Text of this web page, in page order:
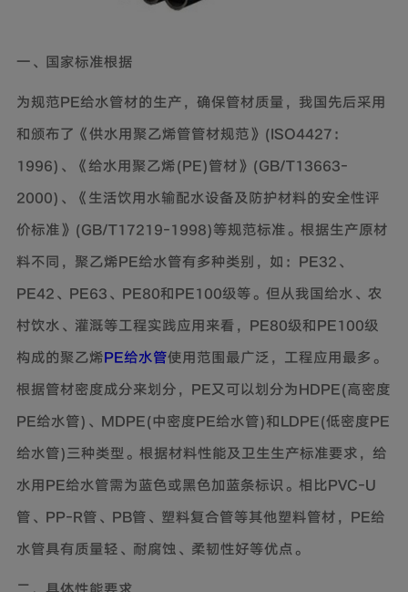
一、国家标准根据
为规范PE给水管材的生产，确保管材质量，我国先后采用
和颁布了《供水用聚乙烯管管材规范》(ISO4427：
1996)、《给水用聚乙烯(PE)管材》(GB/T13663-
2000)、《生活饮用水输配水设备及防护材料的安全性评
价标准》(GB/T17219-1998)等规范标准。根据生产原材
料不同，聚乙烯PE给水管有多种类别，如：PE32、
PE42、PE63、PE80和PE100级等。但从我国给水、农
村饮水、灌溉等工程实践应用来看，PE80级和PE100级
构成的聚乙烯PE给水管使用范围最广泛，工程应用最多。
根据管材密度成分来划分，PE又可以划分为HDPE(高密度
PE给水管)、MDPE(中密度PE给水管)和LDPE(低密度PE
给水管)三种类型。根据材料性能及卫生生产标准要求，给
水用PE给水管需为蓝色或黑色加蓝条标识。相比PVC-U
管、PP-R管、PB管、塑料复合管等其他塑料管材，PE给
水管具有质量轻、耐腐蚀、柔韧性好等优点。